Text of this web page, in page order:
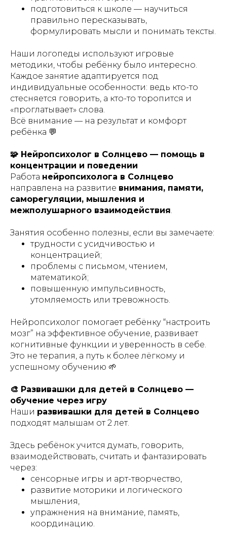
подготовиться к школе — научиться
правильно пересказывать,
формулировать мысли и понимать тексты.
Наши логопеды используют игровые
методики, чтобы ребёнку было интересно.
Каждое занятие адаптируется под
индивидуальные особенности: ведь кто-то
стесняется говорить, а кто-то торопится и
«проглатывает» слова.
Всё внимание — на результат и комфорт
ребёнка 💬
🧩 Нейропсихолог в Солнцево — помощь в
концентрации и поведении
Работа нейропсихолога в Солнцево
направлена на развитие внимания, памяти,
саморегуляции, мышления и
межполушарного взаимодействия.
Занятия особенно полезны, если вы замечаете:
трудности с усидчивостью и
концентрацией;
проблемы с письмом, чтением,
математикой;
повышенную импульсивность,
утомляемость или тревожность.
Нейропсихолог помогает ребёнку “настроить
мозг” на эффективное обучение, развивает
когнитивные функции и уверенность в себе.
Это не терапия, а путь к более лёгкому и
успешному обучению 🌱
🎨 Развивашки для детей в Солнцево —
обучение через игру
Наши развивашки для детей в Солнцево
подходят малышам от 2 лет.
Здесь ребёнок учится думать, говорить,
взаимодействовать, считать и фантазировать
через:
сенсорные игры и арт-творчество,
развитие моторики и логического
мышления,
упражнения на внимание, память,
координацию.